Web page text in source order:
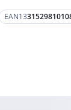
EAN13